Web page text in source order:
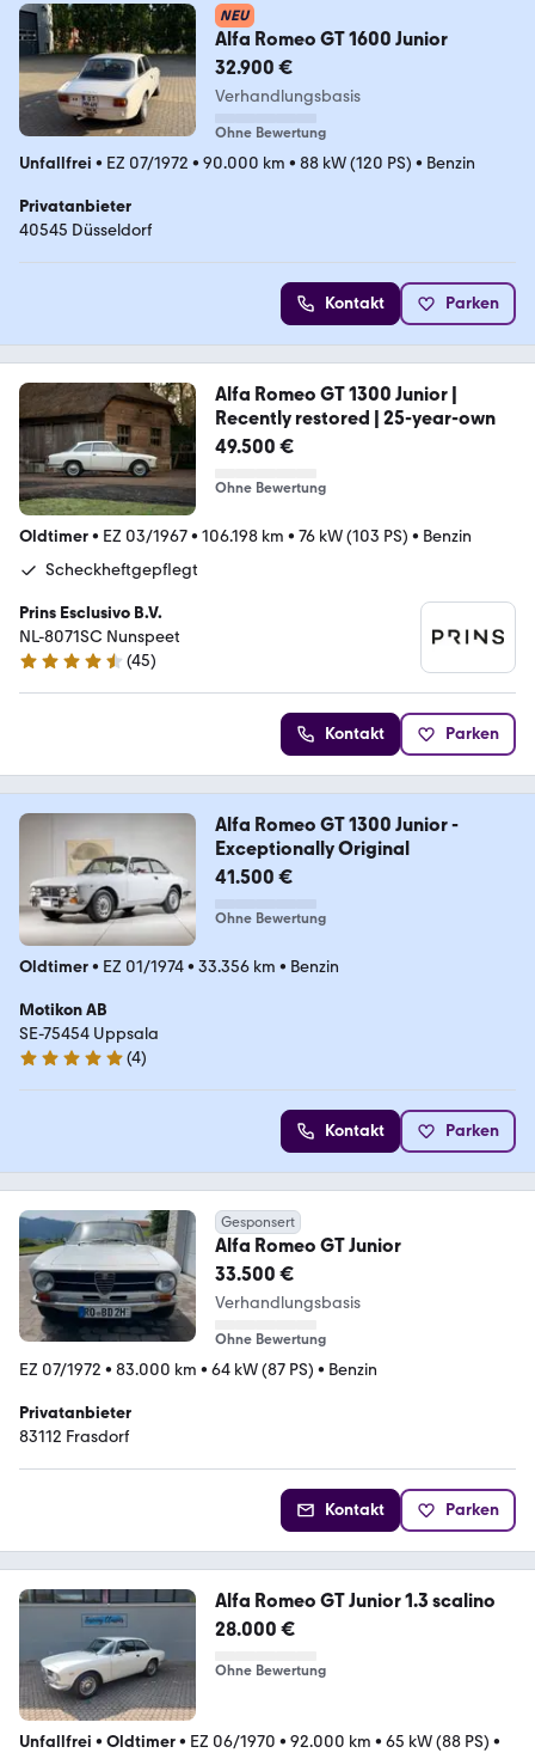
NEU
Alfa Romeo GT 1600 Junior
32.900 €
Verhandlungsbasis
Ohne Bewertung
Unfallfrei • EZ 07/1972 • 90.000 km • 88 kW (120 PS) • Benzin
Privatanbieter
40545 Düsseldorf
Kontakt Parken
Alfa Romeo GT 1300 Junior |
Recently restored | 25-year-own
49.500 €
Ohne Bewertung
Oldtimer• EZ 03/1967• 106.198 km • 76 kW (103 PS) • Benzin
Scheckheftgepflegt
Prins Esclusivo B.V.
NL-8071SC Nunspeet
4.7 Sterne
(45)
Kontakt Parken
Alfa Romeo GT 1300 Junior -
Exceptionally Original
41.500 €
Ohne Bewertung
Oldtimer• EZ 01/1974• 33.356 km • Benzin
Motikon AB
SE-75454 Uppsala
5 Sterne
(4)
Kontakt Parken
Gesponsert
Alfa Romeo GT Junior
33.500 €
Verhandlungsbasis
Ohne Bewertung
EZ 07/1972 • 83.000 km • 64 kW (87 PS) • Benzin
Privatanbieter
83112 Frasdorf
Kontakt Parken
Alfa Romeo GT Junior 1.3 scalino
28.000 €
Ohne Bewertung
Unfallfrei • Oldtimer• EZ 06/1970 • 92.000 km • 65 kW (88 PS) •